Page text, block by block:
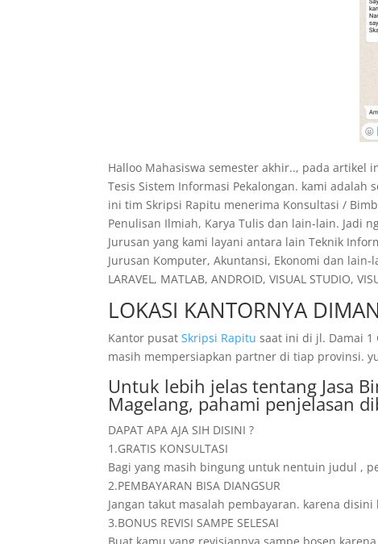
Halloo Mahasiswa semester akhir.., pada artikel
Tesis Sistem Informasi Pekalongan. kami adalah
ini tim Skripsi Rapitu menerima Konsultasi /
Penulisan Ilmiah, Karya Tulis dan lain-lain. Jadi
Jurusan yang kami layani antara lain Teknik
Jurusan Komputer, Akuntansi, Ekonomi dan
LARAVEL, MATLAB, ANDROID, VISUAL STUDIO,
LOKASI KANTORNYA
Kantor pusatSkripsi Rapitu saat ini di jl. Damai 1
masih mempersiapkan partner di tiap provinsi.
Untuk lebih jelas tentang Jasa
Magelang, pahami penjelasan
DAPAT APA AJA SIH DISINI ?
1.GRATIS KONSULTASI
Bagi yang masih bingung untuk nentuin judul ,
2.PEMBAYARAN BISA DIANGSUR
Jangan takut masalah pembayaran. karena
3.BONUS REVISI SAMPE SELESAI